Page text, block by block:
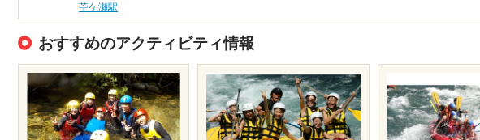
苧ケ瀬駅
おすすめのアクティビティ情報